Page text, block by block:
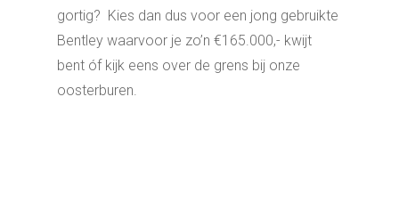
gortig? Kies dan dus voor een jong gebruikte
Bentley waarvoor je zo’n €165.000,- kwijt
bent óf kijk eens over de grens bij onze
oosterburen.